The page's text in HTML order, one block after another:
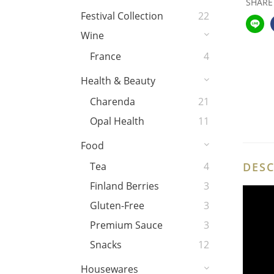
Festival Collection
22
Wine
France
4
Health & Beauty
Charenda
21
Opal Health
11
Food
Tea
4
Finland Berries
3
Gluten-Free
3
Premium Sauce
3
Snacks
12
Housewares